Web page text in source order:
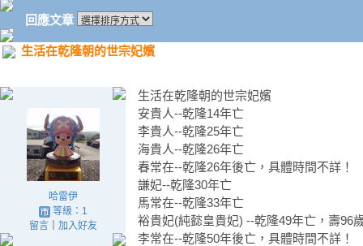
回應文章
生活在乾隆朝的世宗妃嬪
哈雷伊
等級：1
留言｜ 加入好友
生活在乾隆朝的世宗妃嬪
安貴人--乾隆14年亡
李貴人--乾隆25年亡
海貴人--乾隆26年亡
春常在--乾隆26年後亡，具體時間不詳！
謙妃--乾隆30年亡
馬常在--乾隆33年亡
裕貴妃(純懿皇貴妃) --乾隆49年亡，壽96
李常在--乾隆50年後亡，具體時間不詳！